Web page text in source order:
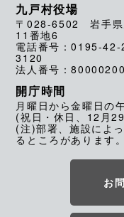
九戸村役場
〒028-6502 岩手県
11番地6
電話番号：0195-
3120
法人番号：
開庁時間
月曜日から金曜日の
(祝日・休日、12月
(注)部署、施設によ
るところがあります。
お